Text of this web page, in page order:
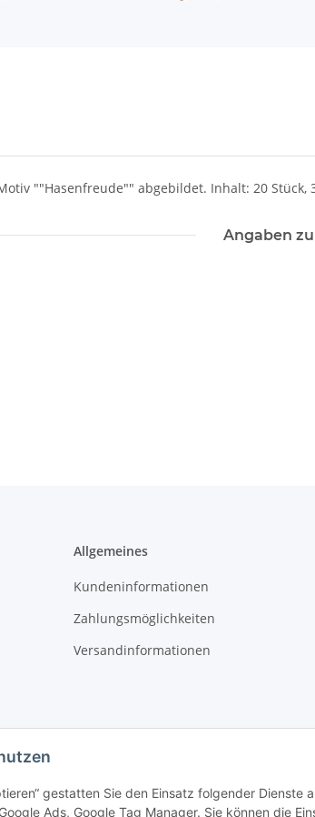
gestatten Sie den Einsatz folgender Dienste
Ads, Google Tag Manager. Sie können die
""Hasenfreude"" abgebildet. Inhalt: 20 Stück,
Angaben
Allgemeines
Kundeninformationen
Zahlungsmöglichkeiten
Versandinformationen